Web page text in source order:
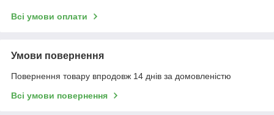
Всі умови оплати
Умови повернення
Повернення товару впродовж 14 днів за домовленістю
Всі умови повернення